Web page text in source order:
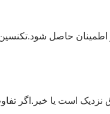
اطمینان حاصل
است یا خیر.اگر